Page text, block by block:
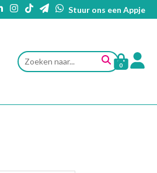
Stuur ons een Appje
0